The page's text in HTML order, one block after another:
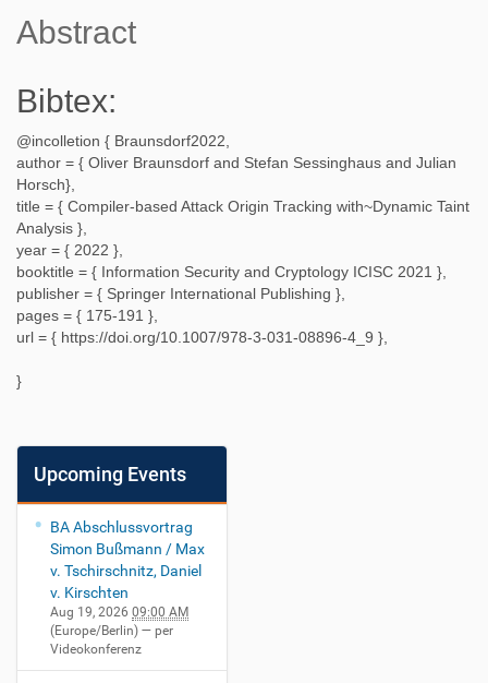
Abstract
Bibtex:
@incolletion { Braunsdorf2022
author = { Oliver Braunsdorf and Stefan Sessinghaus and Julian
Horsch},
title = { Compiler-based Attack Origin Tracking with~Dynamic Taint
Analysis },
year = { 2022 },
booktitle = { Information Security and Cryptology ICISC 2021 },
publisher = { Springer International Publishing },
pages = { 175-191 },
url = { https://doi.org/10.1007/978-3-031-08896-4_9 },
}
Upcoming Events
BA Abschlussvortrag
Simon Bußmann / Max
v. Tschirschnitz, Daniel
v. Kirschten
Aug 19, 2026 09:00 AM
(Europe/Berlin) — per
Videokonferenz